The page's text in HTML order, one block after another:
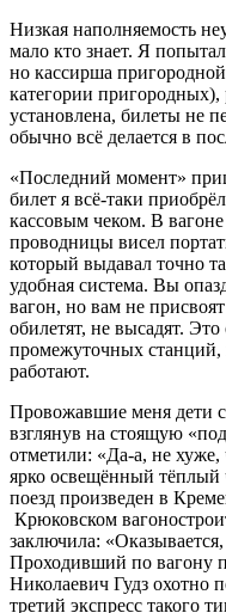
Низкая наполняемость
мало кто знает. Я
но кассирша
категории
установлена, билеты не
обычно всё делается в
«Последний момент»
билет я всё-таки
кассовым чеком. В
проводницы висел
который выдавал точно
удобная система. Вы
вагон, но вам не
обилетят, не высадят.
промежуточных станций,
работают.
Провожавшие меня дети
взглянув на стоящую
отметили: «Да-а, не
ярко освещённый тёплый
поезд произведен в
Крюковском
заключила:
Проходивший по вагону
Николаевич Гудз охотно
третий экспресс такого